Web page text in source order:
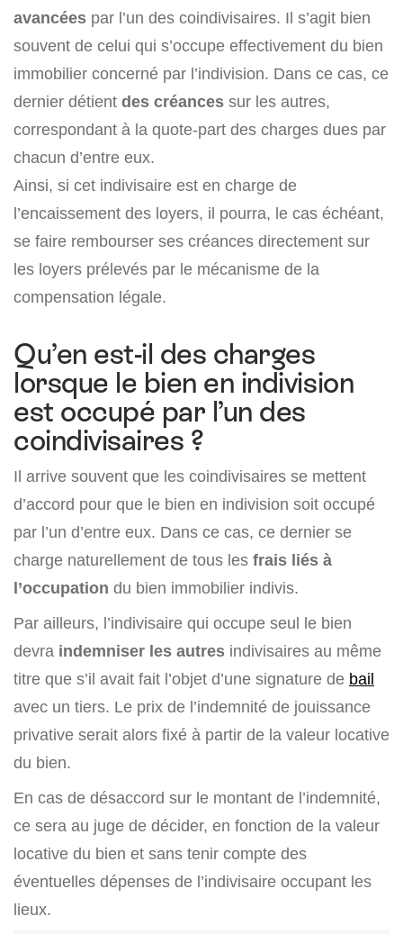
avancées par l’un des coindivisaires. Il s’agit bien
souvent de celui qui s’occupe effectivement du bien
immobilier concerné par l’indivision. Dans ce cas, ce
dernier détient des créances sur les autres,
correspondant à la quote-part des charges dues par
chacun d’entre eux.
Ainsi, si cet indivisaire est en charge de
l’encaissement des loyers, il pourra, le cas échéant,
se faire rembourser ses créances directement sur
les loyers prélevés par le mécanisme de la
compensation légale.
Qu’en est-il des charges
lorsque le bien en indivision
est occupé par l’un des
coindivisaires ?
Il arrive souvent que les coindivisaires se mettent
d’accord pour que le bien en indivision soit occupé
par l’un d’entre eux. Dans ce cas, ce dernier se
charge naturellement de tous les frais liés à
l’occupation du bien immobilier indivis.
Par ailleurs, l’indivisaire qui occupe seul le bien
devra indemniser les autres indivisaires au même
titre que s’il avait fait l’objet d’une signature de bail
avec un tiers. Le prix de l’indemnité de jouissance
privative serait alors fixé à partir de la valeur locative
du bien.
En cas de désaccord sur le montant de l’indemnité,
ce sera au juge de décider, en fonction de la valeur
locative du bien et sans tenir compte des
éventuelles dépenses de l’indivisaire occupant les
lieux.